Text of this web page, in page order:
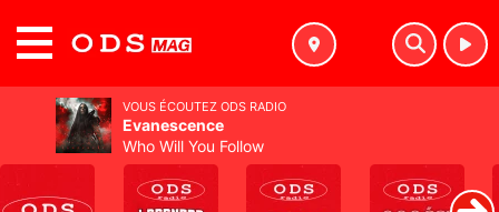
VOUS ÉCOUTEZ ODS RADIO
Evanescence
Who Will You Follow